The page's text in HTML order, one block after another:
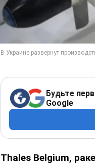
Будьте
Google
Thales Belgium,